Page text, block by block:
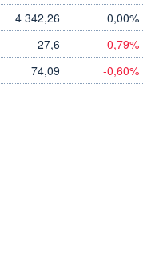
BOURSOVIE
4 342,26 0,00%
27,6 -0,79%
74,09 -0,60%